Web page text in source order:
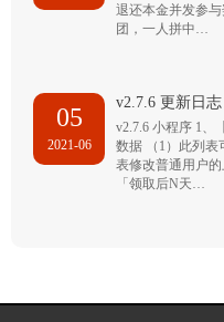
退还本金并发参
团，一人拼中…
05
2021-06
v2.7.6 更新日
v2.7.6 小程序 1、
数据 （1）此列表
表修改普通用户
「领取后N天…